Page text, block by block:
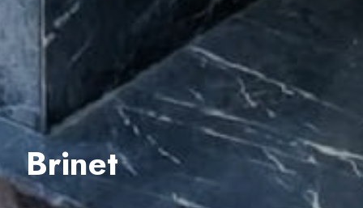
Brinet